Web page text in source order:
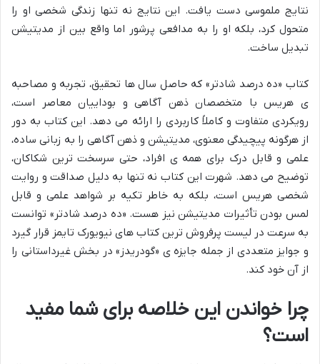
نتایج ملموسی دست یافت. این نتایج نه تنها زندگی شخصی او را
متحول کرد، بلکه او را به مدافعی پرشور اما واقع بین از مدیتیشن
تبدیل ساخت.
کتاب «ده درصد شادتر» که حاصل سال ها تحقیق، تجربه و مصاحبه
ی هریس با متخصصان ذهن آگاهی و بوداییان معاصر است،
رویکردی متفاوت و کاملاً کاربردی را ارائه می دهد. این کتاب به دور
از هرگونه پیچیدگی معنوی، مدیتیشن و ذهن آگاهی را به زبانی ساده،
علمی و قابل درک برای همه ی افراد، حتی سرسخت ترین شکاکان،
توضیح می دهد. شهرت این کتاب نه تنها به دلیل صداقت و روایت
شخصی هریس است، بلکه به خاطر تکیه بر شواهد علمی و قابل
لمس بودن تأثیرات مدیتیشن نیز هست. «ده درصد شادتر» توانست
به سرعت در لیست پرفروش ترین کتاب های نیویورک تایمز قرار گیرد
و جوایز متعددی از جمله جایزه ی «گودریدز» در بخش غیرداستانی را
از آن خود کند.
چرا خواندن این خلاصه برای شما مفید
است؟